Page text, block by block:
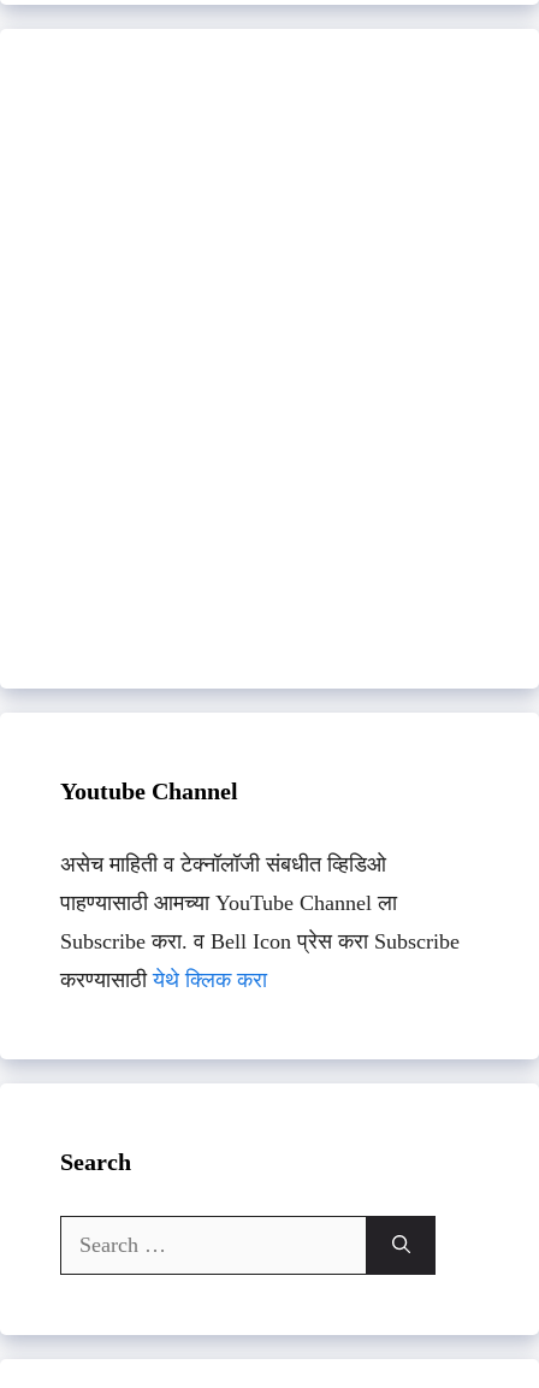
Youtube Channel
असेच माहिती व टेक्नॉलॉजी संबधीत व्हिडिओ
पाहण्यासाठी आमच्या YouTube Channel ला
Subscribe करा. व Bell Icon प्रेस करा Subscribe
करण्यासाठीयेथे क्लिक करा
Search
Search
for: